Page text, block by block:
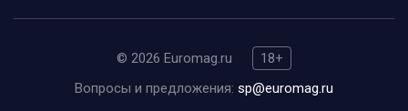
© 2026 Euromag.ru
18+
Вопросы и предложения: sp@euromag.ru